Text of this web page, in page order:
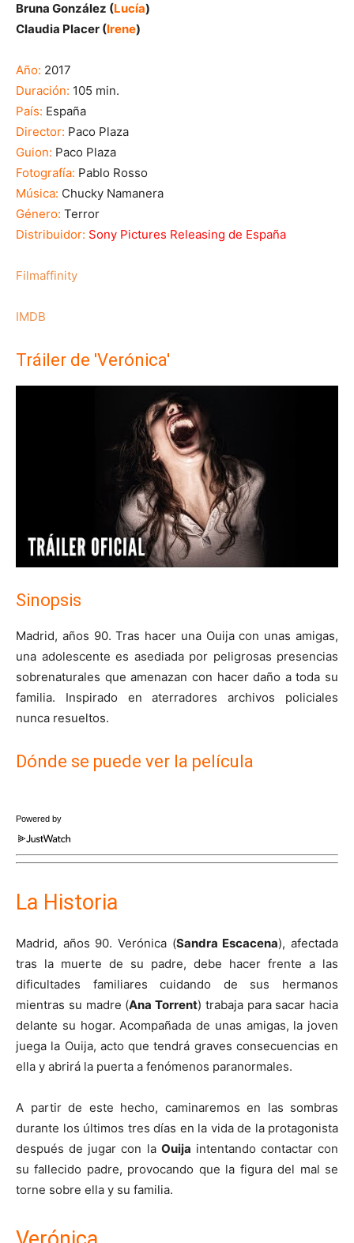
Bruna González (Lucía)
Claudia Placer (Irene)
Año: 2017
Duración: 105 min.
País: España
Director: Paco Plaza
Guion: Paco Plaza
Fotografía: Pablo Rosso
Música: Chucky Namanera
Género: Terror
Distribuidor: Sony Pictures Releasing de España
Filmaffinity
IMDB
Tráiler de 'Verónica'
Sinopsis
Madrid, años 90. Tras hacer una Ouija con unas amigas,
una adolescente es asediada por peligrosas presencias
sobrenaturales que amenazan con hacer daño a toda su
familia. Inspirado en aterradores archivos policiales
nunca resueltos.
Dónde se puede ver la película
Powered by
La Historia
Madrid, años 90. Verónica (Sandra Escacena), afectada
tras la muerte de su padre, debe hacer frente a las
dificultades familiares cuidando de sus hermanos
mientras su madre (Ana Torrent) trabaja para sacar hacia
delante su hogar. Acompañada de unas amigas, la joven
juega la Ouija, acto que tendrá graves consecuencias en
ella y abrirá la puerta a fenómenos paranormales.
A partir de este hecho, caminaremos en las sombras
durante los últimos tres días en la vida de la protagonista
después de jugar con la Ouija intentando contactar con
su fallecido padre, provocando que la figura del mal se
torne sobre ella y su familia.